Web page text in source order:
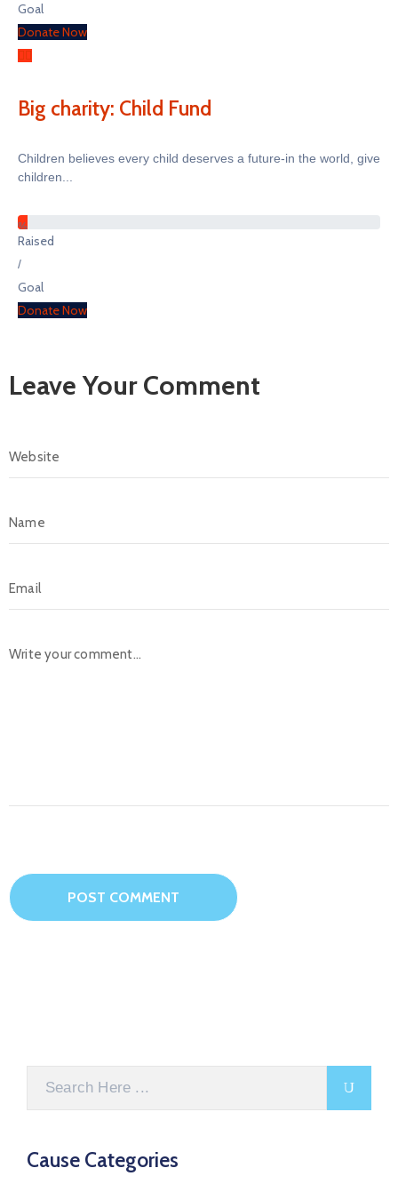
Cause Categories
Goal
Donate Now
Big charity: Child Fund
Children believes every child deserves a future-in the world, give
children...
%
Raised
/
Goal
Donate Now
Leave Your Comment